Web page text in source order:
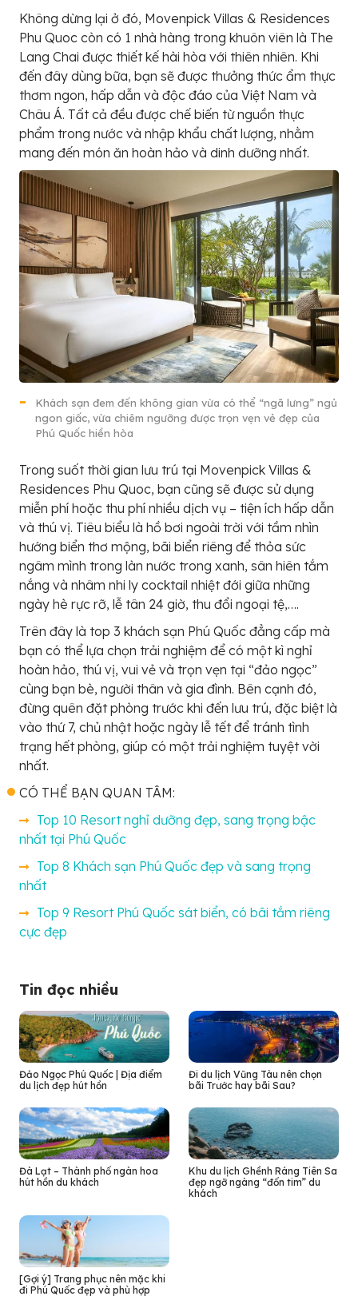
Không dừng lại ở đó, Movenpick Villas & Residences
Phu Quoc còn có 1 nhà hàng trong khuôn viên là The
Lang Chai được thiết kế hài hòa với thiên nhiên. Khi
đến đây dùng bữa, bạn sẽ được thưởng thức ẩm thực
thơm ngon, hấp dẫn và độc đáo của Việt Nam và
Châu Á. Tất cả đều được chế biến từ nguồn thực
phẩm trong nước và nhập khẩu chất lượng, nhằm
mang đến món ăn hoàn hảo và dinh dưỡng nhất.
Khách sạn đem đến không gian vừa có thể “ngã lưng” ngủ
ngon giấc, vừa chiêm ngưỡng được trọn vẹn vẻ đẹp của
Phú Quốc hiền hòa
Trong suốt thời gian lưu trú tại Movenpick Villas &
Residences Phu Quoc, bạn cũng sẽ được sử dụng
miễn phí hoặc thu phí nhiều dịch vụ – tiện ích hấp dẫn
và thú vị. Tiêu biểu là hồ bơi ngoài trời với tầm nhìn
hướng biển thơ mộng, bãi biển riêng để thỏa sức
ngâm mình trong làn nước trong xanh, sân hiên tắm
nắng và nhâm nhi ly cocktail nhiệt đới giữa những
ngày hè rực rỡ, lễ tân 24 giờ, thu đổi ngoại tệ,….
Trên đây là top 3 khách sạn Phú Quốc đẳng cấp mà
bạn có thể lựa chọn trải nghiệm để có một kì nghỉ
hoàn hảo, thú vị, vui vẻ và trọn vẹn tại “đảo ngọc”
cùng bạn bè, người thân và gia đình. Bên cạnh đó,
đừng quên đặt phòng trước khi đến lưu trú, đặc biệt là
vào thứ 7, chủ nhật hoặc ngày lễ tết để tránh tình
trạng hết phòng, giúp có một trải nghiệm tuyệt vời
nhất.
CÓ THỂ BẠN QUAN TÂM:
Top 10 Resort nghỉ dưỡng đẹp, sang trọng bậc
nhất tại Phú Quốc
Top 8 Khách sạn Phú Quốc đẹp và sang trọng
nhất
Top 9 Resort Phú Quốc sát biển, có bãi tắm riêng
cực đẹp
Tin đọc nhiều
Đảo Ngọc Phú Quốc | Địa điểm
du lịch đẹp hút hồn
Đi du lịch Vũng Tàu nên chọn
bãi Trước hay bãi Sau?
Đà Lạt – Thành phố ngàn hoa
hút hồn du khách
Khu du lịch Ghềnh Ráng Tiên Sa
đẹp ngỡ ngàng “đốn tim” du
khách
[Gợi ý] Trang phục nên mặc khi
đi Phú Quốc đẹp và phù hợp